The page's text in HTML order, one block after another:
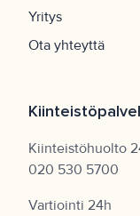
Yritys
Ota yhteyttä
Kiinteistöhuolto
020 530 5700
Vartiointi 24h